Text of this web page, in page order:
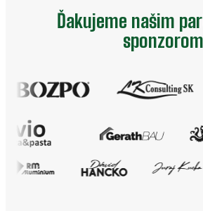
Ďakujeme našim
sponzorom